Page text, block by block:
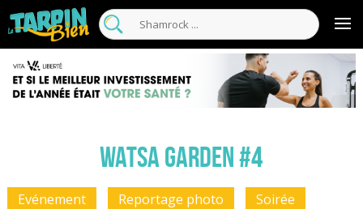
Watsa Garden #4
Evénement Reportage photo Soirée